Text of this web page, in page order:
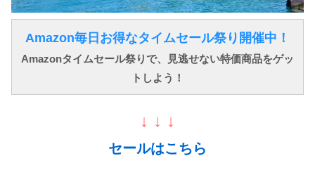
Amazon毎日お得なタイムセール祭り開催中！
Amazonタイムセール祭りで、見逃せない特価商品をゲッ
トしよう！
↓ ↓ ↓
セールはこちら